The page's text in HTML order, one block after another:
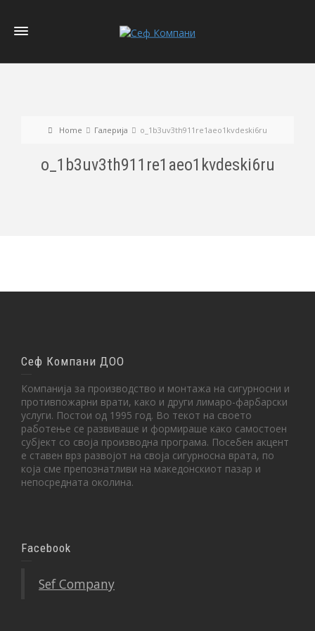
Home Галерија o_1b3uv3th911re1aeo1kvdeski6ru
o_1b3uv3th911re1aeo1kvdeski6ru
Сеф Компани ДОО
Компанија за производство и монтажа на сигурносни и
противпожарни врати, како и други лимаро-фарбарски
услуги. Постои од 1995 год. Во текот на своето
работење се развиваше и формираше како самостоен
субјект со своја производна програма. Посебен акцент
е ставен врз развојот на своја сигурносна врата, по
која сме препознатливи на македонскиот пазар и
непосредната околина.
Facebook
Sef Company